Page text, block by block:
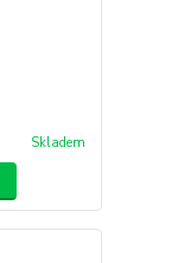
Skladem